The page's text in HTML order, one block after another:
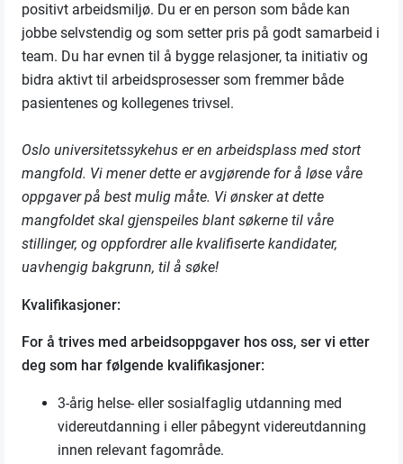
positivt arbeidsmiljø. Du er en person som både kan
jobbe selvstendig og som setter pris på godt samarbeid i
team. Du har evnen til å bygge relasjoner, ta initiativ og
bidra aktivt til arbeidsprosesser som fremmer både
pasientenes og kollegenes trivsel.
Oslo universitetssykehus er en arbeidsplass med stort
mangfold. Vi mener dette er avgjørende for å løse våre
oppgaver på best mulig måte. Vi ønsker at dette
mangfoldet skal gjenspeiles blant søkerne til våre
stillinger, og oppfordrer alle kvalifiserte kandidater,
uavhengig bakgrunn, til å søke!
Kvalifikasjoner:
For å trives med arbeidsoppgaver hos oss, ser vi etter
deg som har følgende kvalifikasjoner:
3-årig helse- eller sosialfaglig utdanning med
videreutdanning i eller påbegynt videreutdanning
innen relevant fagområde.